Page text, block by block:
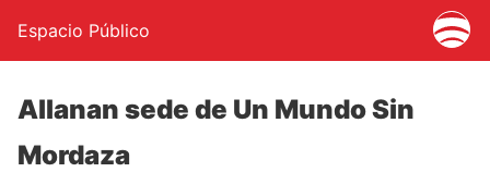
Espacio Público
Allanan sede de Un Mundo Sin
Mordaza